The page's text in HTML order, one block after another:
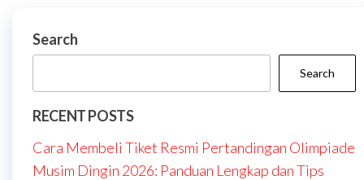
Search
Search
RECENT POSTS
Cara Membeli Tiket Resmi Pertandingan Olimpiade
Musim Dingin 2026: Panduan Lengkap dan Tips